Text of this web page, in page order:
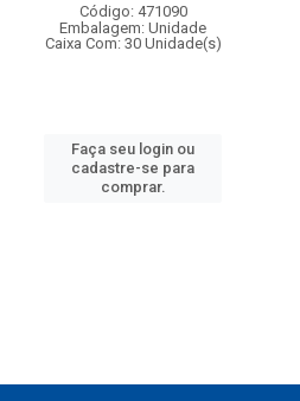
Código: 471090
Embalagem: Unidade
Caixa Com: 30 Unidade(s)
Faça seu login ou
cadastre-se para
comprar.